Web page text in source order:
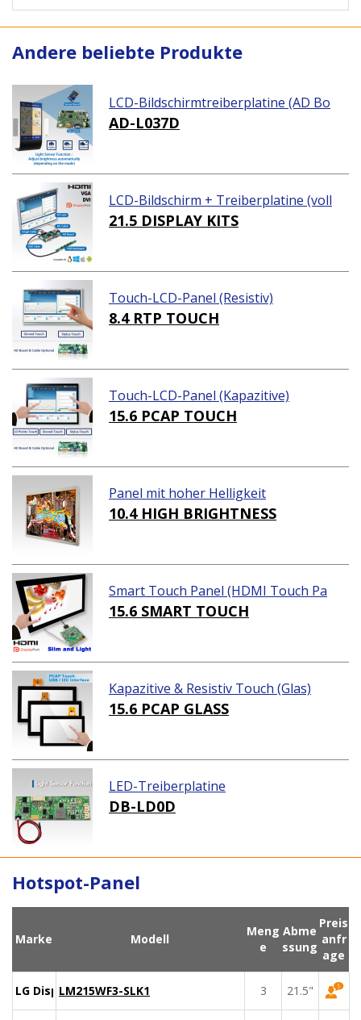
Andere beliebte Produkte
LCD-Bildschirmtreiberplatine (AD Bo
ard)
AD-L037D
LCD-Bildschirm + Treiberplatine (voll
ständiges Paket)
21.5 DISPLAY KITS
Touch-LCD-Panel (Resistiv)
8.4 RTP TOUCH
Touch-LCD-Panel (Kapazitive)
15.6 PCAP TOUCH
Panel mit hoher Helligkeit
10.4 HIGH BRIGHTNESS
Smart Touch Panel (HDMI Touch Pa
nel Lösungen)
15.6 SMART TOUCH
Kapazitive & Resistiv Touch (Glas)
15.6 PCAP GLASS
LED-Treiberplatine
DB-LD0D
Hotspot-Panel
Marke Modell
Meng
e
Abme
ssung
Preis
anfr
age
LG DisplayLM215WF3-SLK1 3 21.5"